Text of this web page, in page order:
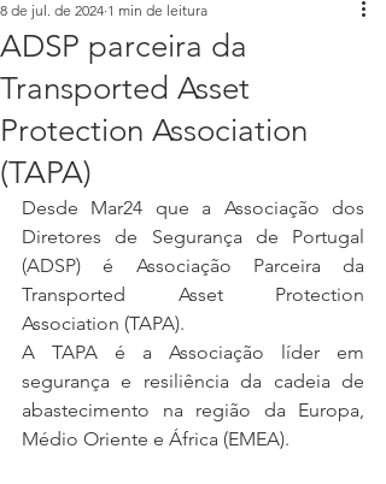
ADSP parceira da
Transported Asset
Protection Association
(TAPA)
8 de jul. de 2024 1 min de leitura
Desde Mar24 que a Associação dos
Diretores de Segurança de Portugal
(ADSP) é Associação Parceira da
Transported Asset Protection
Association (TAPA).
A TAPA é a Associação líder em
segurança e resiliência da cadeia de
abastecimento na região da Europa,
Médio Oriente e África (EMEA).